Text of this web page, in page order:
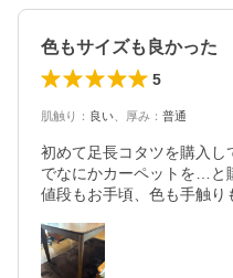
色もサイズも良かった
5
肌触り ： 良い 厚み ： 普通
初めて足長コタツを購入
でなにかカーペットを…と
値段もお手頃、色も手触り